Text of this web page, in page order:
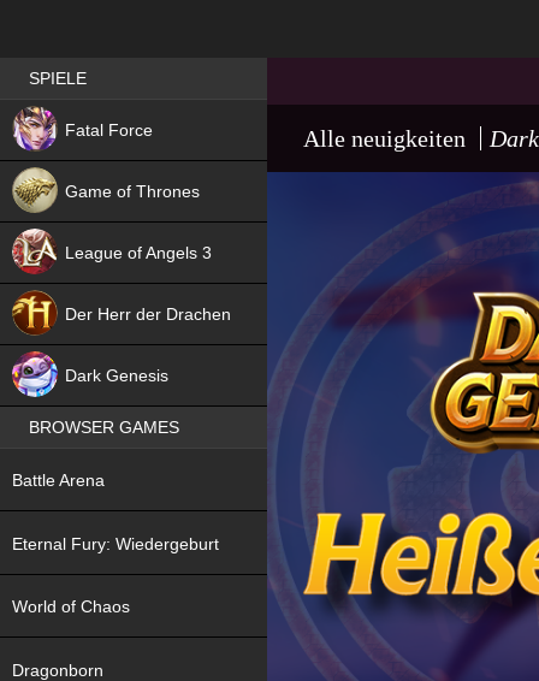
Alle neuigkeiten
Best RPG games in Germany
SPIELE
Fatal Force
NEW
Game of Thrones
League of Angels 3
Der Herr der Drachen
Dark Genesis
BROWSER GAMES
Battle Arena
Eternal Fury: Wiedergeburt
World of Chaos
Dragonborn